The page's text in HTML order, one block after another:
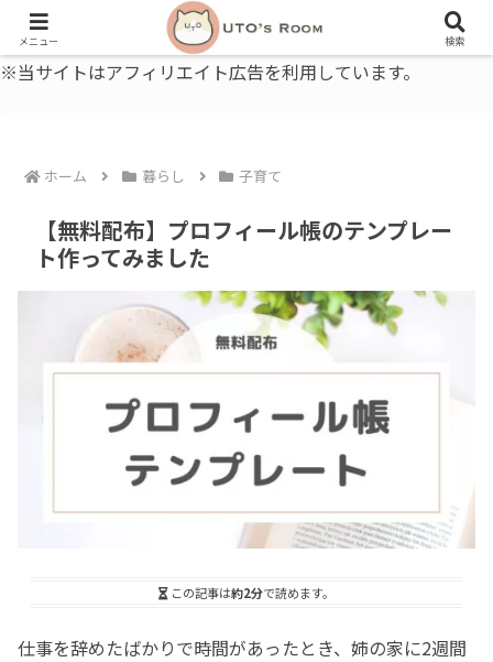
うとの部屋｜毎日に、ちょっと役立つ色と暮らし、健康のこと。
※当サイトはアフィリエイト広告を利用しています。
ホーム 暮らし 子育て
【無料配布】プロフィール帳のテンプレー
ト作ってみました
この記事は約2分で読めます。
仕事を辞めたばかりで時間があったとき、姉の家に2週間
メニュー 検索